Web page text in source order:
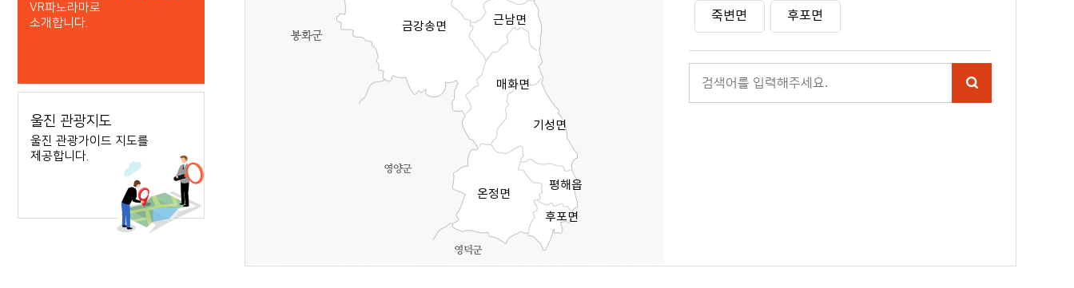
VR파노라마로
소개합니다.
울진 관광지도
울진 관광가이드 지도를
제공합니다.
평해읍
금강송면 근남면
매화면
기성면
온정면
후포면
죽변면 후포면